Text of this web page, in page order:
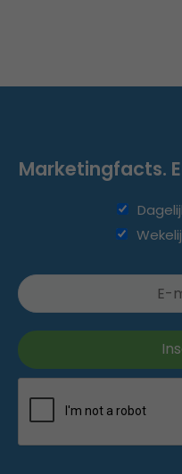
Marketingfacts.